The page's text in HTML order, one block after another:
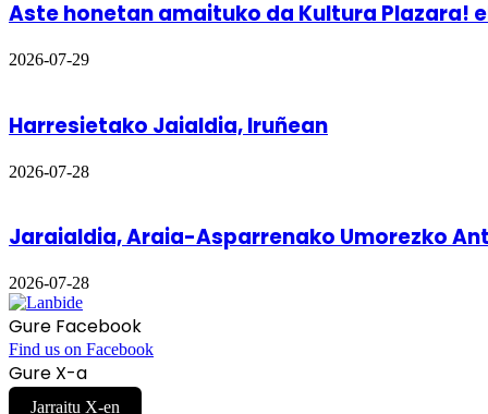
Aste honetan amaituko da Kultura Plazara!
2026-07-29
Harresietako Jaialdia, Iruñean
2026-07-28
Jaraialdia, Araia-Asparrenako Umorezko
2026-07-28
Gure Facebook
Find us on Facebook
Gure X-a
Jarraitu X-en